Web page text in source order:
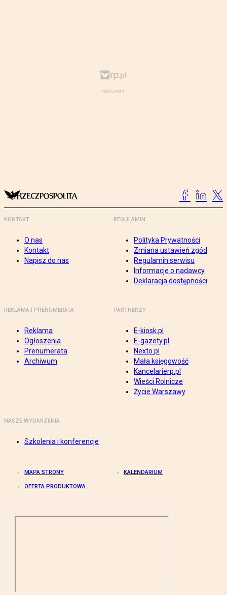
KONTAKT
O nas
Kontakt
Napisz do nas
REGULAMIN
Polityka Prywatności
Zmiana ustawień zgód
Regulamin serwisu
Informacje o nadawcy
Deklaracja dostępności
REKLAMA I PRENUMERATA
Reklama
Ogłoszenia
Prenumerata
Archiwum
PARTNERZY
E-kiosk.pl
E-gazety.pl
Nexto.pl
Mała księgowość
Kancelarierp.pl
Wieści Rolnicze
Życie Warszawy
NASZE WYDARZENIA
Szkolenia i konferencje
MAPA STRONY KALENDARIUM
OFERTA PRODUKTOWA